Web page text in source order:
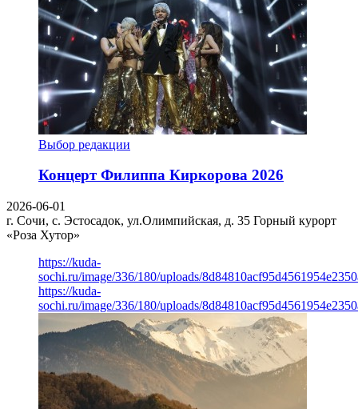
Выбор редакции
Концерт Филиппа Киркорова 2026
2026-06-01
г. Сочи, с. Эстосадок, ул.Олимпийская, д. 35 Горный курорт
«Роза Хутор»
https://kuda-
sochi.ru/image/336/180/uploads/
https://kuda-
sochi.ru/image/336/180/uploads/